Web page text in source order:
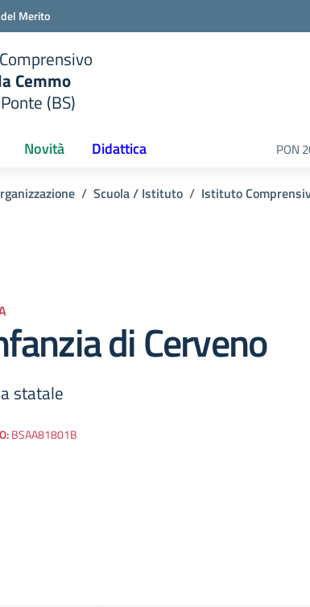
Merito
Cemmo
(BS)
Novità Didattica PON
Scuola / Istituto Istituto
di Cerveno
statale
BSAA81801B